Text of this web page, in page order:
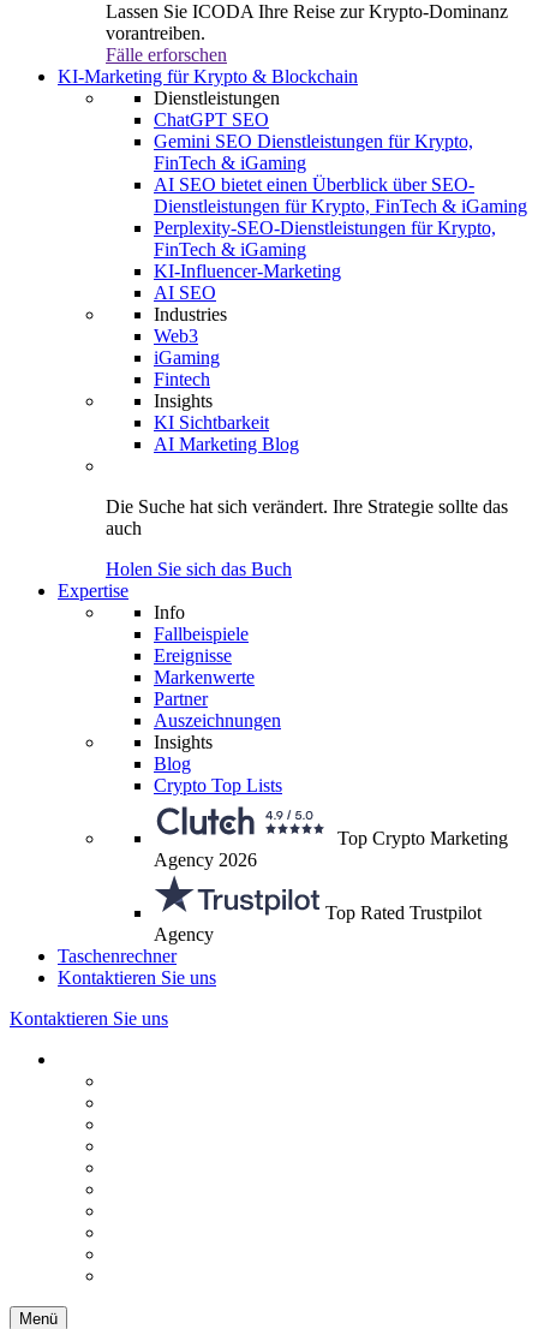
Lassen Sie ICODA Ihre Reise zur Krypto-Dominanz
vorantreiben.
Fälle erforschen
KI-Marketing für Krypto & Blockchain
Dienstleistungen
ChatGPT SEO
Gemini SEO Dienstleistungen für Krypto,
FinTech & iGaming
AI SEO bietet einen Überblick über SEO-
Dienstleistungen für Krypto, FinTech & iGaming
Perplexity-SEO-Dienstleistungen für Krypto,
FinTech & iGaming
KI-Influencer-Marketing
AI SEO
Industries
Web3
iGaming
Fintech
Insights
KI Sichtbarkeit
AI Marketing Blog
Die Suche hat sich verändert. Ihre Strategie sollte das
auch
Holen Sie sich das Buch
Expertise
Info
Fallbeispiele
Ereignisse
Markenwerte
Partner
Auszeichnungen
Insights
Blog
Crypto Top Lists
Top Crypto Marketing
Agency 2026
Top Rated Trustpilot
Agency
Taschenrechner
Kontaktieren Sie uns
Kontaktieren Sie uns
Menü